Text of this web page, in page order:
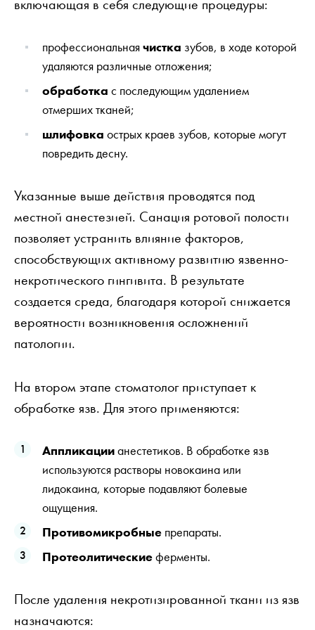
включающая в себя следующие процедуры:
профессиональнаячистка зубов, в ходе которой
удаляются различные отложения;
обработка с последующим удалением
отмерших тканей;
шлифовка острых краев зубов, которые могут
повредить десну.
Указанные выше действия проводятся под
местной анестезией. Санация ротовой полости
позволяет устранить влияние факторов,
способствующих активному развитию язвенно-
некротического гингивита. В результате
создается среда, благодаря которой снижается
вероятности возникновения осложнений
патологии.
На втором этапе стоматолог приступает к
обработке язв. Для этого применяются:
Аппликациианестетиков. В обработке язв
используются растворы новокаина или
лидокаина, которые подавляют болевые
ощущения.
Противомикробные препараты.
Протеолитическиеферменты.
После удаления некротизированной ткани из язв
назначаются: